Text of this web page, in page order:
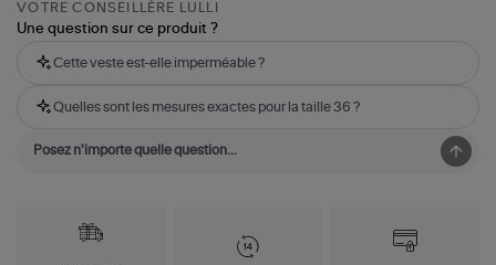
VOTRE CONSEILLÈRE LULLI
Une question sur ce produit ?
Cette veste est-elle imperméable ?
Quelles sont les mesures exactes pour la taille 36 ?